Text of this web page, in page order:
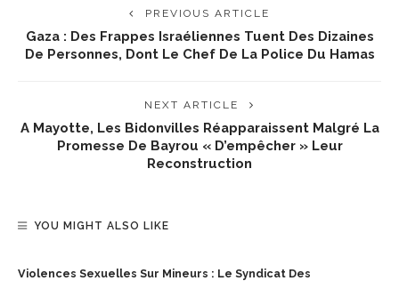
PREVIOUS ARTICLE
Gaza : Des Frappes Israéliennes Tuent Des Dizaines
De Personnes, Dont Le Chef De La Police Du Hamas
NEXT ARTICLE
A Mayotte, Les Bidonvilles Réapparaissent Malgré La
Promesse De Bayrou « D’empêcher » Leur
Reconstruction
YOU MIGHT ALSO LIKE
Violences Sexuelles Sur Mineurs : Le Syndicat Des